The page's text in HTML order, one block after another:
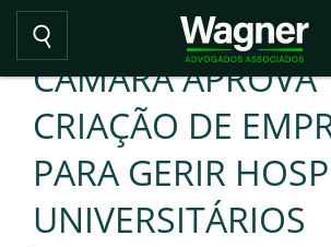
CÂMARA APROVA
CRIAÇÃO DE
PARA GERIR
UNIVERSITÁRIOS